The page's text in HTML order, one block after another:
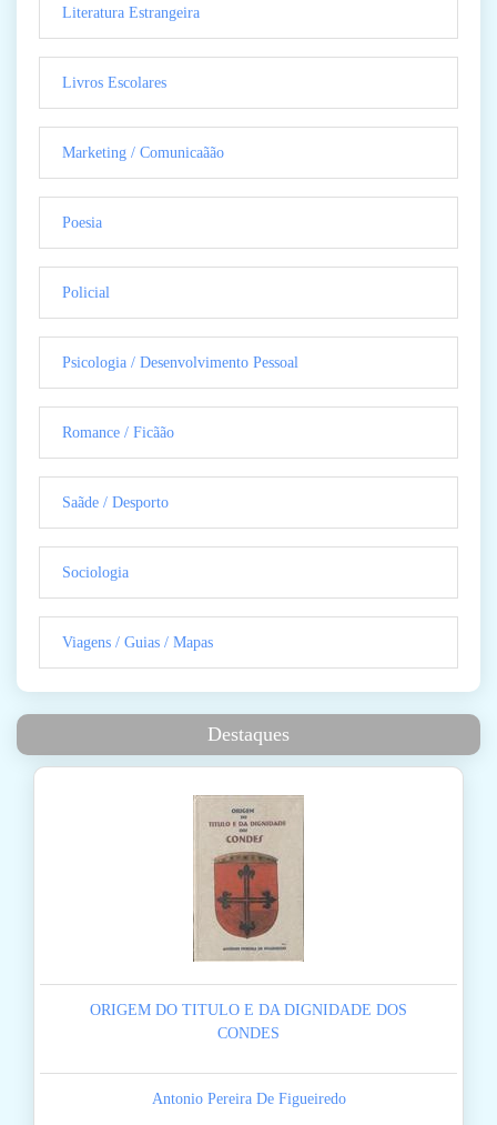
Literatura Estrangeira
Livros Escolares
Marketing / Comunicaãão
Poesia
Policial
Psicologia / Desenvolvimento Pessoal
Romance / Ficãão
Saãde / Desporto
Sociologia
Viagens / Guias / Mapas
Destaques
ORIGEM DO TITULO E DA DIGNIDADE DOS
CONDES
Antonio Pereira De Figueiredo